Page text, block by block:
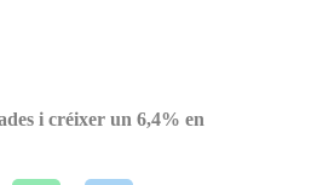
i créixer un 6,4% en